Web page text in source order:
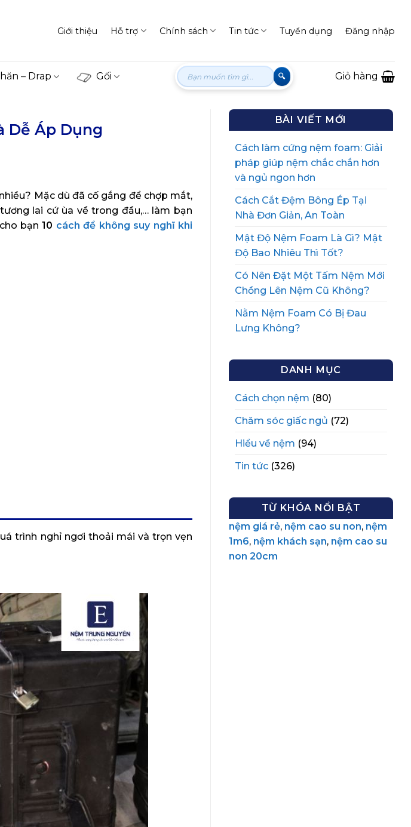
Giới thiệu Hỗ trợ Chính sách Tin tức Tuyển dụng Đăng nhập
– Drap Gối
Tìm
kiếm:
Giỏ hàng
Dễ Áp Dụng
Mặc dù đã cố gắng để chợp mắt,
lai cứ ùa về trong đầu,… làm bạn
bạn10 cách để không suy nghĩ khi
trình nghỉ ngơi thoải mái và trọn vẹn
BÀI VIẾT MỚI
Cách làm cứng nệm foam: Giải
pháp giúp nệm chắc chắn hơn
và ngủ ngon hơn
Cách Cắt Đệm Bông Ép Tại
Nhà Đơn Giản, An Toàn
Mật Độ Nệm Foam Là Gì? Mật
Độ Bao Nhiêu Thì Tốt?
Có Nên Đặt Một Tấm Nệm Mới
Chồng Lên Nệm Cũ Không?
Nằm Nệm Foam Có Bị Đau
Lưng Không?
DANH MỤC
Cách chọn nệm (80)
Chăm sóc giấc ngủ (72)
Hiểu về nệm (94)
Tin tức (326)
TỪ KHÓA NỔI BẬT
nệm giá rẻ, nệm cao su non, nệm
1m6, nệm khách sạn, nệm cao su
non 20cm